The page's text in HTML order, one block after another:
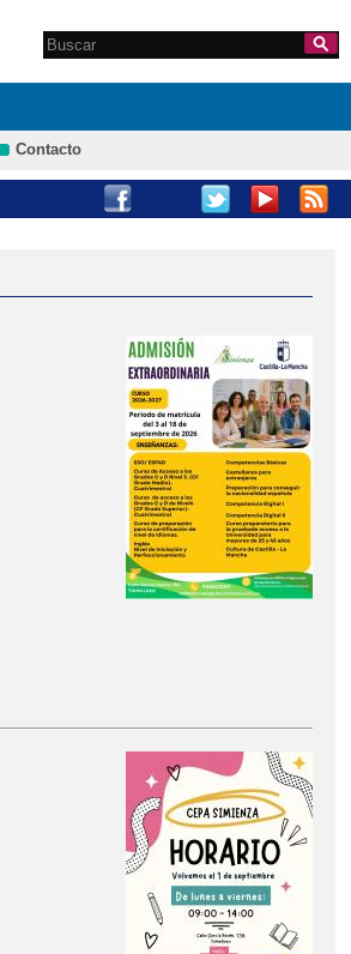
Formulario de
Search this site
Contacto